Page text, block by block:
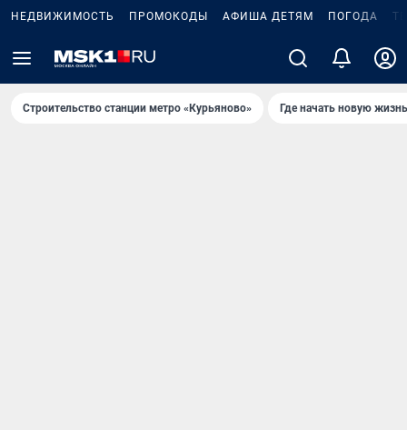
НЕДВИЖИМОСТЬ ПРОМОКОДЫ АФИША ДЕТЯМ ПОГОДА
Строительство станции метро «Курьяново» Где начать новую